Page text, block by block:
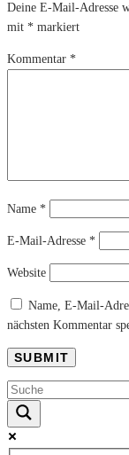
Deine E-Mail-Adresse
mit * markiert
Kommentar *
Name *
E-Mail-Adresse *
Website
Name, E-Mail-
nächsten Kommentar